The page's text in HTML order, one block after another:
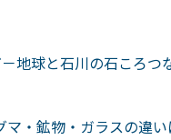
地球と石川の石ころつ
・鉱物・ガラスの違